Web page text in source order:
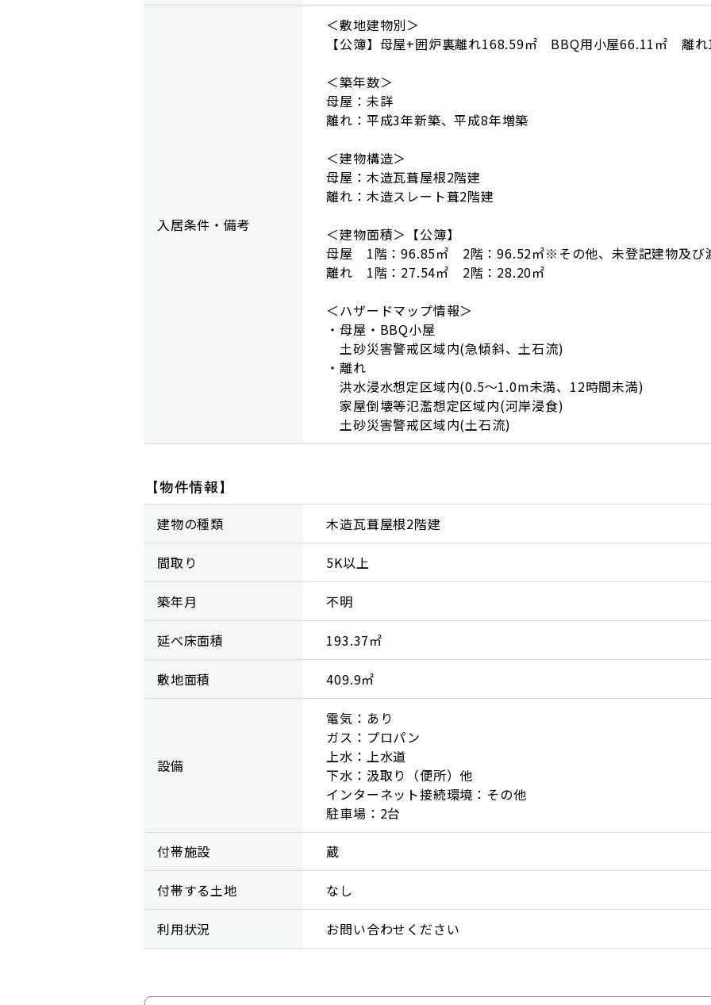
入居条件・備考
＜敷地建物別＞
【公簿】母屋+囲炉裏離れ168.59㎡ BBQ用小屋66.11㎡ 離れ
＜築年数＞
母屋：未詳
離れ：平成3年新築、平成8年増築
＜建物構造＞
母屋：木造瓦葺屋根2階建
離れ：木造スレート葺2階建
＜建物面積＞【公簿】
母屋 1階：96.85㎡ 2階：96.52㎡※その他、未登記建物及び
離れ 1階：27.54㎡ 2階：28.20㎡
＜ハザードマップ情報＞
・母屋・BBQ小屋
土砂災害警戒区域内(急傾斜、土石流)
・離れ
洪水浸水想定区域内(0.5～1.0m未満、12時間未満)
家屋倒壊等氾濫想定区域内(河岸浸食)
土砂災害警戒区域内(土石流)
【物件情報】
建物の種類 木造瓦葺屋根2階建
間取り 5K以上
築年月 不明
延べ床面積 193.37㎡
敷地面積 409.9㎡
設備
電気：あり
ガス：プロパン
上水：上水道
下水：汲取り（便所）他
インターネット接続環境：その他
駐車場：2台
付帯施設
蔵
付帯する土地 なし
利用状況 お問い合わせください